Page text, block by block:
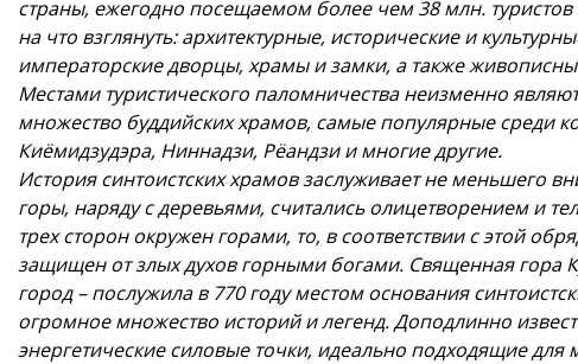
страны, ежегодно посещаемом более чем 38 млн. туристов
на что взглянуть: архитектурные, исторические и
императорские дворцы, храмы и замки, а также
Местами туристического паломничества неизменно
множество буддийских храмов, самые популярные среди
Киёмидзудэра, Ниннадзи, Рёандзи и многие другие.
История синтоистских храмов заслуживает не меньшего
горы, наряду с деревьями, считались олицетворением и
трех сторон окружен горами, то, в соответствии с этой
защищен от злых духов горными богами. Священная гора
город – послужила в 770 году местом основания
огромное множество историй и легенд. Доподлинно
энергетические силовые точки, идеально подходящие